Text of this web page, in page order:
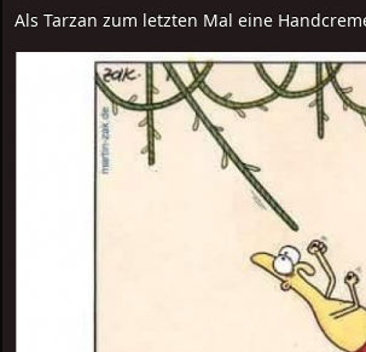
Als Tarzan zum letzten Mal eine